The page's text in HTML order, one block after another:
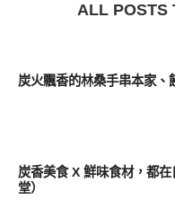
ALL POSTS
炭火飄香的林桑手串本家
炭香美食 X 鮮味食材，都
堂）